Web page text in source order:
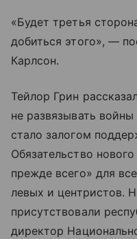
«Будет третья
добиться этого», —
Карлсон.
Тейлор Грин
не развязывать
стало залогом
Обязательство
прежде всего» для
левых и центристов.
присутствовали
директор